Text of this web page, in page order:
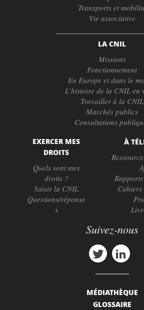
Transports et
Vie associative
LA CNIL
Missions
Fonctionnement
En Europe et dans le
L’histoire de la CNIL en
Travailler à la CNIL
Marchés publics
Consultations
EXERCER MES
DROITS
Quels sont mes
droits ?
Saisir la CNIL
Questions/réponse
s
À
Suivez-nous
MÉDIATHÈQUE
GLOSSAIRE